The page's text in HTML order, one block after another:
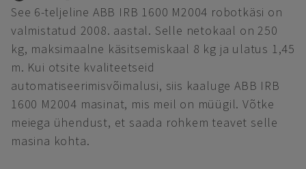
See 6-teljeline ABB IRB 1600 M2004 robotkäsi on
valmistatud 2008. aastal. Selle netokaal on 250
kg, maksimaalne käsitsemiskaal 8 kg ja ulatus 1,45
m. Kui otsite kvaliteetseid
automatiseerimisvõimalusi, siis kaaluge ABB IRB
1600 M2004 masinat, mis meil on müügil. Võtke
meiega ühendust, et saada rohkem teavet selle
masina kohta.